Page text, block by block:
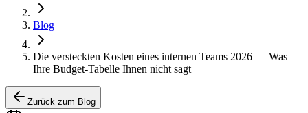
Blog
Die versteckten Kosten eines internen Teams 2026 — Was
Ihre Budget-Tabelle Ihnen nicht sagt
Zurück zum Blog